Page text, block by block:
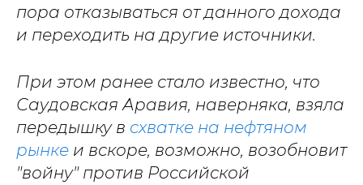
пора отказываться от данного дохода
и переходить на другие источники.
При этом ранее стало известно, что
Саудовская Аравия, наверняка, взяла
передышку в схватке на нефтяном
рынке и вскоре, возможно, возобновит
"войну" против Российской